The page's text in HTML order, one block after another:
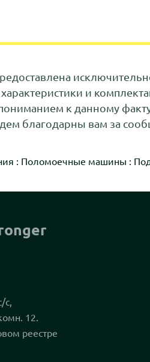
и
к данному
благодарны вам за
: Поломоечные машины :
с,
12.
реестре